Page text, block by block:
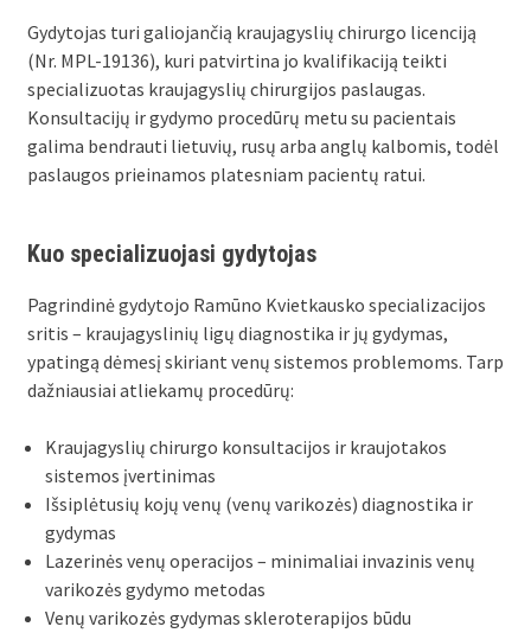
Gydytojas turi galiojančią kraujagyslių chirurgo licenciją
(Nr. MPL-19136), kuri patvirtina jo kvalifikaciją teikti
specializuotas kraujagyslių chirurgijos paslaugas.
Konsultacijų ir gydymo procedūrų metu su pacientais
galima bendrauti lietuvių, rusų arba anglų kalbomis, todėl
paslaugos prieinamos platesniam pacientų ratui.
Kuo specializuojasi gydytojas
Pagrindinė gydytojo Ramūno Kvietkausko specializacijos
sritis – kraujagyslinių ligų diagnostika ir jų gydymas,
ypatingą dėmesį skiriant venų sistemos problemoms. Tarp
dažniausiai atliekamų procedūrų:
Kraujagyslių chirurgo konsultacijos ir kraujotakos
sistemos įvertinimas
Išsiplėtusių kojų venų (venų varikozės) diagnostika ir
gydymas
Lazerinės venų operacijos – minimaliai invazinis venų
varikozės gydymo metodas
Venų varikozės gydymas skleroterapijos būdu